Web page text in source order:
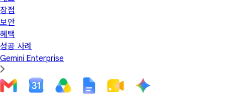
장점
보안
혜택
성공 사례
Gemini Enterprise